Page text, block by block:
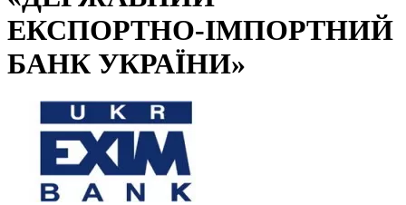
ЕКСПОРТНО-ІМПОРТНИЙ
БАНК УКРАЇНИ»